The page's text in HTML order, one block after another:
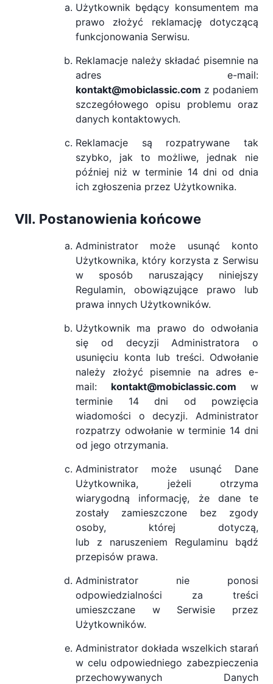
Użytkownik będący konsumentem ma
prawo złożyć reklamację dotyczącą
funkcjonowania Serwisu.
Reklamacje należy składać pisemnie na
adres e-mail:
kontakt@mobiclassic.com z podaniem
szczegółowego opisu problemu oraz
danych kontaktowych.
Reklamacje są rozpatrywane tak
szybko, jak to możliwe, jednak nie
później niż w terminie 14 dni od dnia
ich zgłoszenia przez Użytkownika.
Postanowienia końcowe
Administrator może usunąć konto
Użytkownika, który korzysta z Serwisu
w sposób naruszający niniejszy
Regulamin, obowiązujące prawo lub
prawa innych Użytkowników.
Użytkownik ma prawo do odwołania
się od decyzji Administratora o
usunięciu konta lub treści. Odwołanie
należy złożyć pisemnie na adres e-
mail: kontakt@mobiclassic.com w
terminie 14 dni od powzięcia
wiadomości o decyzji. Administrator
rozpatrzy odwołanie w terminie 14 dni
od jego otrzymania.
Administrator może usunąć Dane
Użytkownika, jeżeli otrzyma
wiarygodną informację, że dane te
zostały zamieszczone bez zgody
osoby, której dotyczą,
lub z naruszeniem Regulaminu bądź
przepisów prawa.
Administrator nie ponosi
odpowiedzialności za treści
umieszczane w Serwisie przez
Użytkowników.
Administrator dokłada wszelkich starań
w celu odpowiedniego zabezpieczenia
przechowywanych Danych